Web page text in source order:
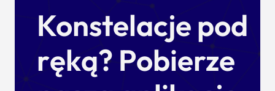
Konstelacje pod
ręką? Pobierze